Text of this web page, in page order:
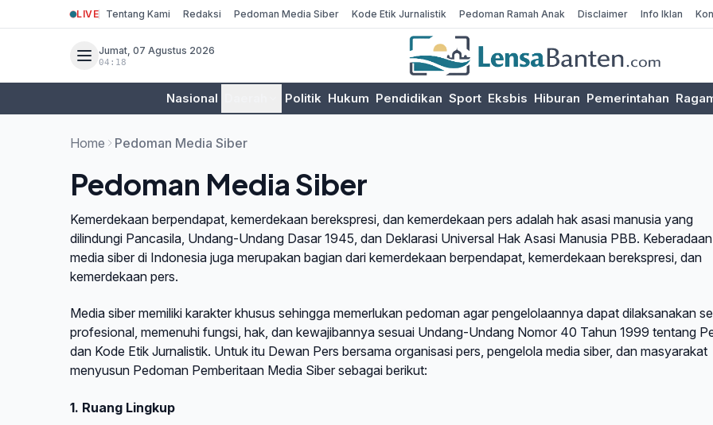
LIVE Tentang Kami Redaksi Pedoman Media Siber Kode Etik Jurnalistik Pedoman Ramah Anak Disclaimer Info Iklan
Jumat, 07 Agustus 2026
04:18
Nasional Politik Hukum Pendidikan Sport Eksbis Hiburan Pemerintahan
Home Pedoman Media Siber
Pedoman Media Siber
Kemerdekaan berpendapat, kemerdekaan berekspresi, dan kemerdekaan pers adalah hak asasi manusia yang
dilindungi Pancasila, Undang-Undang Dasar 1945, dan Deklarasi Universal Hak Asasi Manusia PBB. Keberadaan
media siber di Indonesia juga merupakan bagian dari kemerdekaan berpendapat, kemerdekaan berekspresi, dan
kemerdekaan pers.
Media siber memiliki karakter khusus sehingga memerlukan pedoman agar pengelolaannya dapat dilaksanakan
profesional, memenuhi fungsi, hak, dan kewajibannya sesuai Undang-Undang Nomor 40 Tahun 1999 tentang
dan Kode Etik Jurnalistik. Untuk itu Dewan Pers bersama organisasi pers, pengelola media siber, dan masyarakat
menyusun Pedoman Pemberitaan Media Siber sebagai berikut:
1. Ruang Lingkup